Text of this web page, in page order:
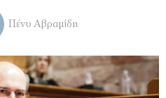
Πένυ Αβραμίδη